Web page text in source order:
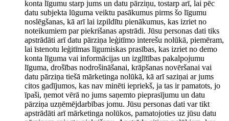
konta līgumu starp jums un datu pārziņu, tostarp arī, lai pēc
datu subjekta lūguma veiktu pasākumus pirms šo līgumu
noslēgšanas, kā arī lai izpildītu pienākumus, kas izriet no
noteikumiem par piekrišanas apstrādi. Jūsu personas dati tiks
apstrādāti arī datu pārziņa leģitīmo interešu nolūkā, piemēram,
lai īstenotu leģitīmas līgumiskas prasības, kas izriet no demo
konta līguma vai informācijas un izglītības pakalpojumu
līguma, drošības nodrošināšanai, krāpšanas novēršanai vai
datu pārziņa tiešā mārketinga nolūkā, kā arī saziņai ar jums
citos gadījumos, kas nav minēti iepriekš, ja tas ir pamatots, jo
īpaši, ņemot vērā no jums saņemto pieprasījumu un datu
pārziņa uzņēmējdarbības jomu. Jūsu personas dati var tikt
apstrādāti arī mārketinga nolūkos, pamatojoties uz jūsu datu